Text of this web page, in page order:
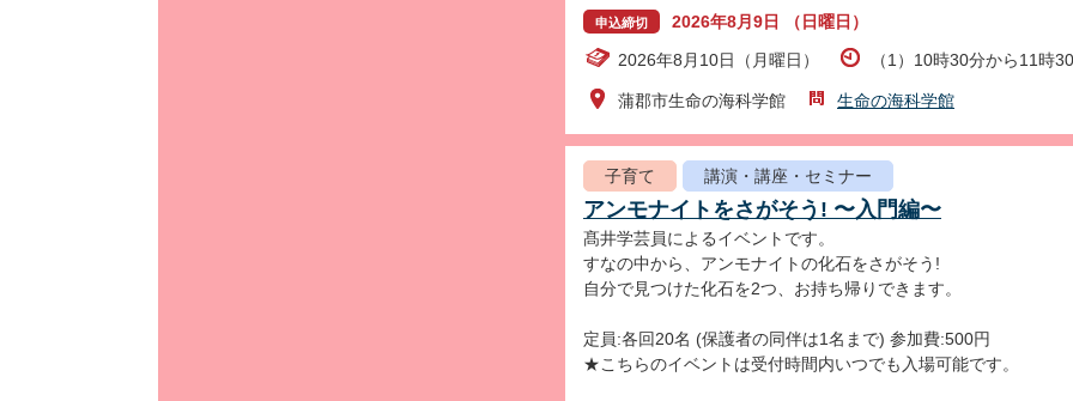
申込締切 2026年8月9日 （日曜日）
2026年8月10日（月曜日） （1）10時30分から11
蒲郡市生命の海科学館 生命の海科学館
子育て 講演・講座・セミナー
アンモナイトをさがそう! 〜入門編〜
髙井学芸員によるイベントです。
すなの中から、アンモナイトの化石をさがそう!
自分で見つけた化石を2つ、お持ち帰りできます。
定員:各回20名 (保護者の同伴は1名まで) 参加費:500円
★こちらのイベントは受付時間内いつでも入場可能です。